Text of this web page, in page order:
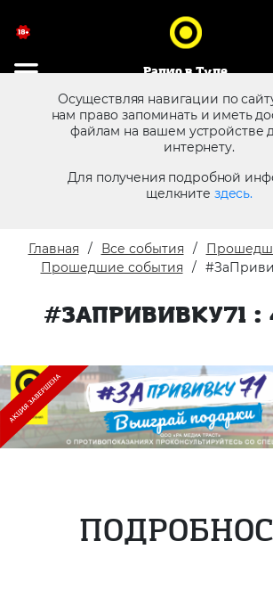
Радио в Туле
Осуществляя навигации по
нам право запоминать и иметь
файлам на вашем устройстве
интернету.
Для получения подробной
щелкните здесь.
8 (4872) 250 470
Главная Все события
Прошедшие события
#ЗАПРИВИВКУ71 :